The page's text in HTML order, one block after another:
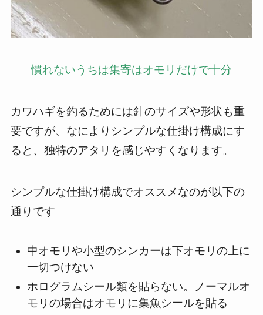
慣れないうちは集寄はオモリだけで十分
カワハギを釣るためには針のサイズや形状も重
要ですが、なによりシンプルな仕掛け構成にす
ると、独特のアタリを感じやすくなります。
シンプルな仕掛け構成でオススメなのが以下の
通りです
中オモリや小型のシンカーは下オモリの上に
一切つけない
ホログラムシール類を貼らない。ノーマルオ
モリの場合はオモリに集魚シールを貼る